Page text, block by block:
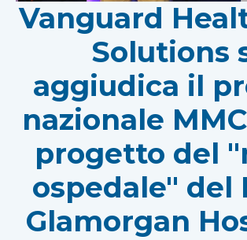
Vanguard
Solutions
aggiudica il
nazionale
progetto del
ospedale" del
Glamorgan